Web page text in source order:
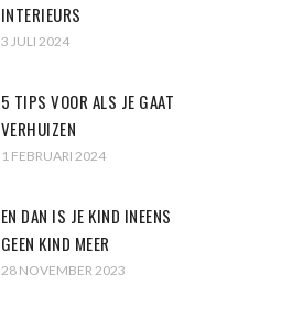
INTERIEURS
3 JULI 2024
5 TIPS VOOR ALS JE GAAT
VERHUIZEN
1 FEBRUARI 2024
EN DAN IS JE KIND INEENS
GEEN KIND MEER
28 NOVEMBER 2023